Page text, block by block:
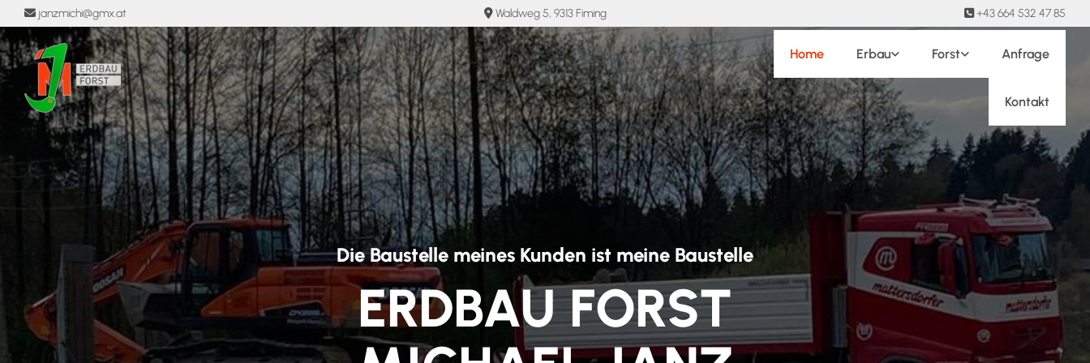
 janzmichi@gmx.at  Waldweg 5, 9313 Fiming  +43 664 532 47 85
Home Erbau Forst Anfrage
Kontakt
Die Baustelle meines Kunden ist meine Baustelle
ERDBAU FORST